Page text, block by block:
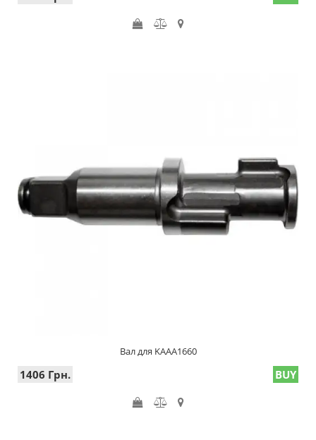
Вал для KAAA1660
1406 Грн. BUY